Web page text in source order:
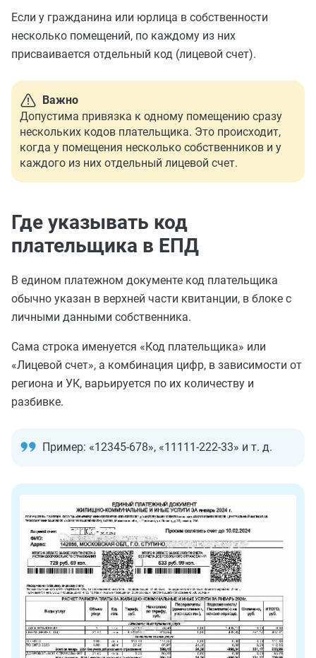
Если у гражданина или юрлица в собственности
несколько помещений, по каждому из них
присваивается отдельный код (лицевой счет).
Важно
Допустима привязка к одному помещению сразу
нескольких кодов плательщика. Это происходит,
когда у помещения несколько собственников и у
каждого из них отдельный лицевой счет.
Где указывать код
плательщика в ЕПД
В едином платежном документе код плательщика
обычно указан в верхней части квитанции, в блоке с
личными данными собственника.
Сама строка именуется «Код плательщика» или
«Лицевой счет», а комбинация цифр, в зависимости от
региона и УК, варьируется по их количеству и
разбивке.
Пример: «12345-678», «11111-222-33» и т. д.